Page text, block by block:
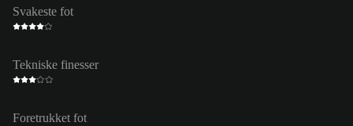
Svakeste fot
Tekniske finesser
Foretrukket fot